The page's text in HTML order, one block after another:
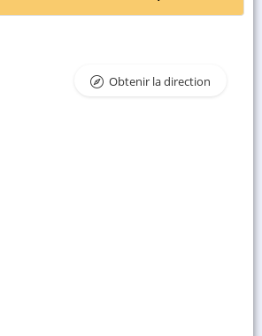
Obtenir la direction